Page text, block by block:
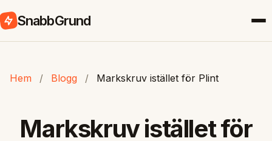
SnabbGrund
Hem / Blogg / Markskruv istället för Plint
Markskruv istället för